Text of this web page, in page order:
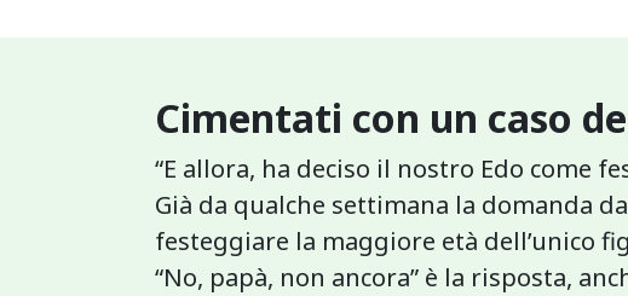
Cimentati con un caso
“E allora, ha deciso il nostro Edo come
Già da qualche settimana la domanda
festeggiare la maggiore età dell’unico
“No, papà, non ancora” è la risposta,